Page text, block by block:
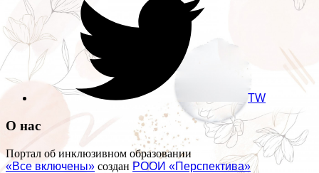
TW
О нас
Портал об инклюзивном образовании
«Все включены» создан РООИ «Перспектива»